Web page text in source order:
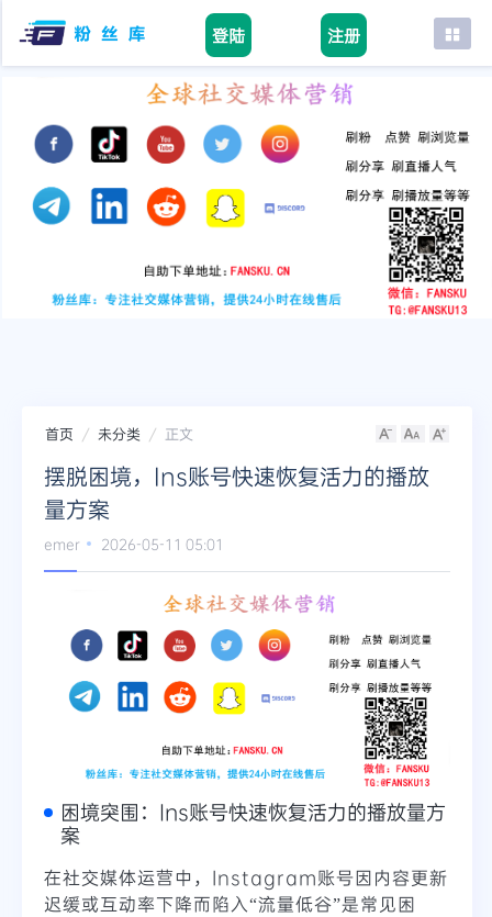
登陆 注册
首页
tiktok
youtube
instagram
首页 未分类 正文
摆脱困境，Ins账号快速恢复活力的播放
量方案
emer 2026-05-11 05:01
困境突围：Ins账号快速恢复活力的播放量方
案
在社交媒体运营中，Instagram账号因内容更新
迟缓或互动率下降而陷入“流量低谷”是常见困